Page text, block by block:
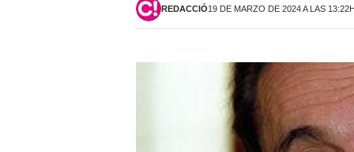
REDACCIÓ19 DE MARZO DE 2024 A LAS